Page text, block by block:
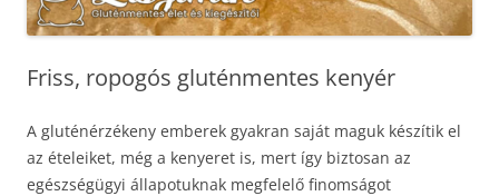
Friss, ropogós gluténmentes kenyér
A gluténérzékeny emberek gyakran saját maguk készítik el
az ételeiket, még a kenyeret is, mert így biztosan az
egészségügyi állapotuknak megfelelő finomságot